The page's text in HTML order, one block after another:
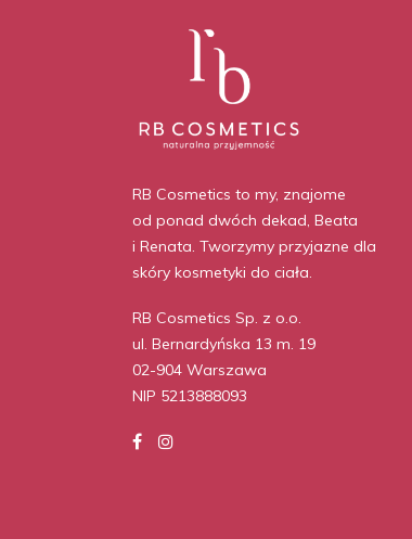
RB Cosmetics to my, znajome
od ponad dwóch dekad, Beata
i Renata. Tworzymy przyjazne dla
skóry kosmetyki do ciała.
RB Cosmetics Sp. z o.o.
ul. Bernardyńska 13 m. 19
02-904 Warszawa
NIP 5213888093